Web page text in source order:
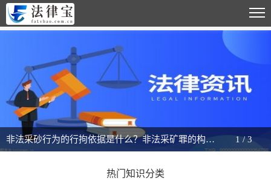
非法采砂行为的行拘依据是什么？非法采矿罪的构成要件是什么？_天天动态 1/3
热门知识分类